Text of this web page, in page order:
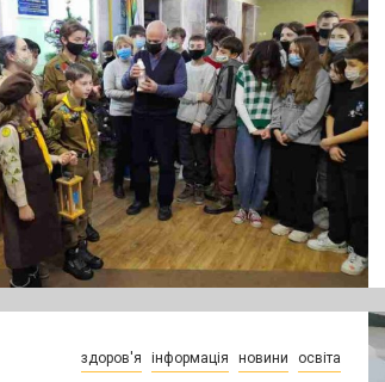
здоров'я інформація новини освіта